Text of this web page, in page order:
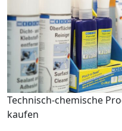
Technisch-chemische
kaufen